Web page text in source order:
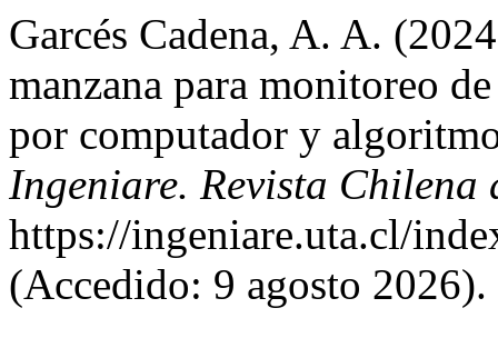
Garcés Cadena, A. A.
manzana para monitoreo
por computador y
Ingeniare. Revista Chilena
https://ingeniare.uta.cl/
(Accedido: 9 agosto 2026).